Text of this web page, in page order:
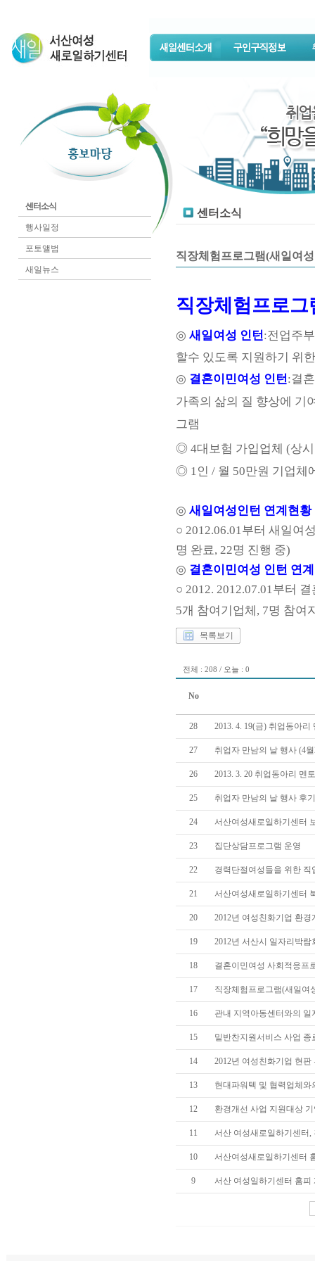
센터소식
행사일정
포토앨범
새일뉴스
센터소식
직장체험프로그램(새일여
직장체험프로
◎ 새일여성 인턴:전업주
할수 있도록 지원하기 위
◎ 결혼이민여성 인턴:결
가족의 삶의 질 향상에 기
그램
◎ 4대보험 가입업체 (상
◎ 1인 / 월 50만원 기업체
◎ 새일여성인턴 연계현황
○ 2012.06.01부터 새일여
명 완료, 22명 진행 중)
◎ 결혼이민여성 인턴 연
○ 2012. 2012.07.01부터
5개 참여기업체, 7명 참여
목록보기
전체 : 208 / 오늘 : 0
No
28 2013. 4. 19(금) 취업동아
27 취업자 만남의 날 행사 (4
26 2013. 3. 20 취업동아리 멘
25 취업자 만남의 날 행사 후
24 서산여성새로일하기센터
23 집단상담프로그램 운영
22 경력단절여성들을 위한
21 서산여성새로일하기센터
20 2012년 여성친화기업 환
19 2012년 서산시 일자리박람
18 결혼이민여성 사회적응프
17 직장체험프로그램(새일여
16 관내 지역아동센터와의
15 밑반찬지원서비스 사업 종
14 2012년 여성친화기업 현판
13 현대파워텍 및 협력업체
12 환경개선 사업 지원대상
11 서산 여성새로일하기센터
10 서산여성새로일하기센터
9 서산 여성일하기센터 홈피